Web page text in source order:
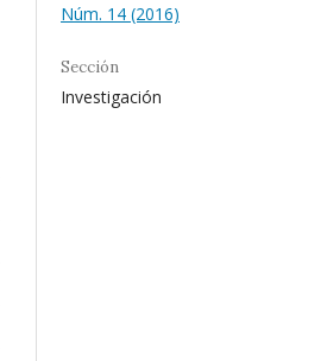
Núm. 14 (2016)
Sección
Investigación